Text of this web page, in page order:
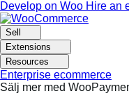
Skip
to
navigation
Skip
to
content
Develop on Woo Hire an
Sell
Extensions
Resources
Enterprise ecommerce
Sälj mer med